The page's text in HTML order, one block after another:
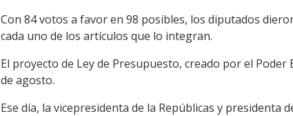
Con 84 votos a favor en 98 posibles, los diputados
cada uno de los artículos que lo integran.
El proyecto de Ley de Presupuesto, creado por el
de agosto.
Ese día, la vicepresidenta de la Repúblicas y presidenta